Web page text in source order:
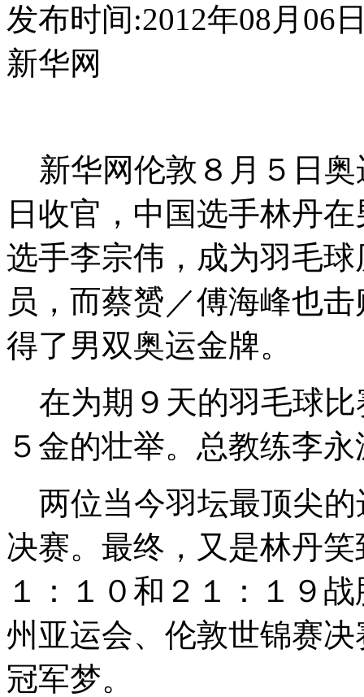
发布时间:2012年08月06
新华网
新华网伦敦８月５日
日收官，中国选手林丹
选手李宗伟，成为羽毛
员，而蔡赟／傅海峰也
得了男双奥运金牌。
在为期９天的羽毛球比
５金的壮举。总教练李
两位当今羽坛最顶尖的
决赛。最终，又是林丹
１：１０和２１：１９
州亚运会、伦敦世锦赛
冠军梦。